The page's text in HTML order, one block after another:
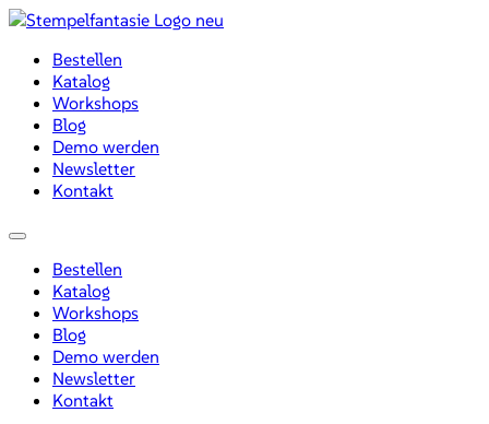
Zum
wechselnBestellen
Katalog
Workshops
Blog
Demo werden
Newsletter
Kontakt
Menü
Bestellen
Katalog
Workshops
Blog
Demo werden
Newsletter
Kontakt